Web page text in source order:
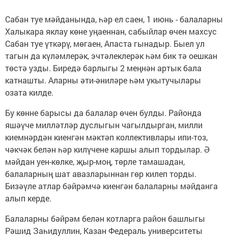
Сабан туе мәйданында, һәр ел саен, 1 июнь - балаларны
Халыкара яклау көне уңаеннан, сабыйлар өчен махсус
Сабан туе үткәрү, мөгаен, Апаста гынадыр. Быел ул
тагын да күләмлерәк, эчтәлеклерәк һәм бик тә оешкан
төстә узды. Биредә барлыгы 2 меңнән артык бала
катнашты. Аларны әти-әниләре һәм укытучылары
озата килде.
Бу көнне барысы да балалар өчен булды. Районда
яшәүче милләтләр дуслыгын чагылдырган, милли
киемнәрдән киенгән мәктәп коллективлары ипи-тоз,
чәкчәк белән һәр килүчене каршы алып тордылар. Ә
мәйдан уен-көлке, җыр-моң, төрле тамашадан,
балаларның шат авазларыннан гөр килеп торды.
Бизәүле атлар бәйрәмчә киенгән балаларны мәйданга
алып керде.
Балаларны бәйрәм белән котларга район башлыгы
Рәшид Заһидуллин, Казан Федераль университеты